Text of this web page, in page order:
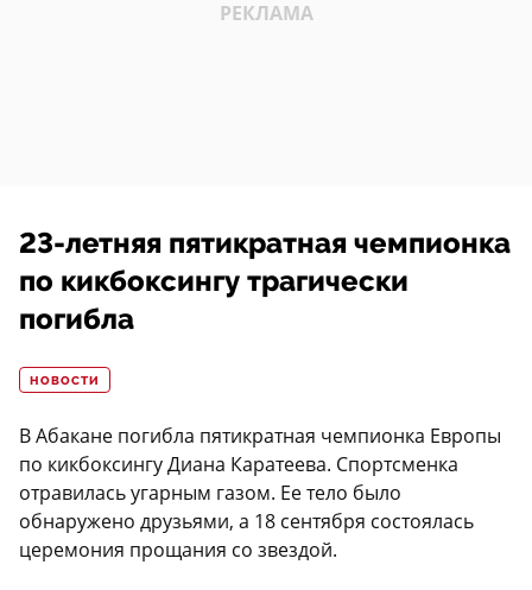
23-летняя пятикратная чемпионка
по кикбоксингу трагически
погибла
НОВОСТИ
В Абакане погибла пятикратная чемпионка Европы
по кикбоксингу Диана Каратеева. Спортсменка
отравилась угарным газом. Ее тело было
обнаружено друзьями, а 18 сентября состоялась
церемония прощания со звездой.